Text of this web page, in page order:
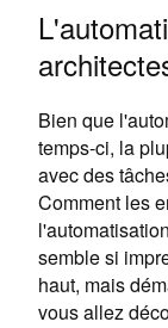
Bien que
temps-ci, la
avec des
Comment les
semble si
haut, mais
vous allez